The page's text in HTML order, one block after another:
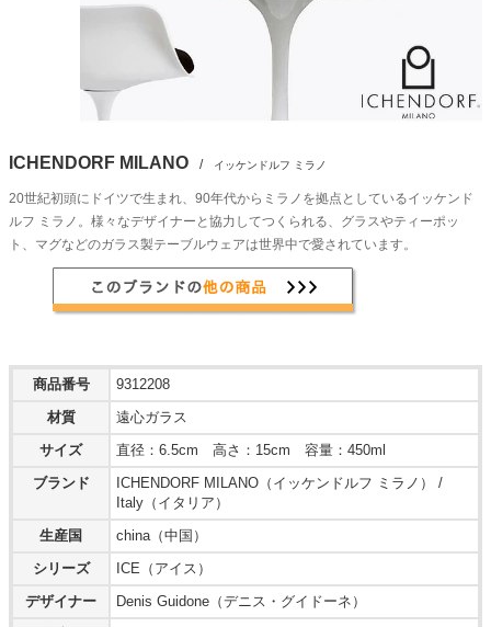
ICHENDORF MILANO / イッケンドルフ ミラノ
20世紀初頭にドイツで生まれ、90年代からミラノを拠点としているイッケンド
ルフ ミラノ。様々なデザイナーと協力してつくられる、グラスやティーポッ
ト、マグなどのガラス製テーブルウェアは世界中で愛されています。
商品番号
9312208
材質
遠心ガラス
サイズ
直径：6.5cm 高さ：15cm 容量：450ml
ブランド
ICHENDORF MILANO（イッケンドルフ ミラノ） /
Italy（イタリア）
生産国
china（中国）
シリーズ
ICE（アイス）
デザイナー
Denis Guidone（デニス・グイドーネ）